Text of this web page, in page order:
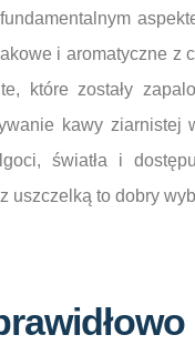
i aromatyczne z
które zostały
kawy
światła i
uszczelką to dobry